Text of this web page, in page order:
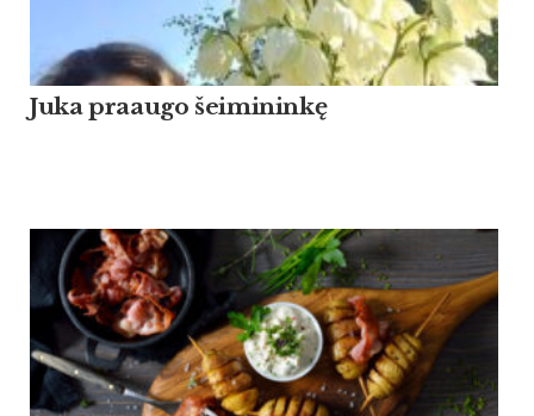
Ju­ka praau­go šei­mi­ninkę